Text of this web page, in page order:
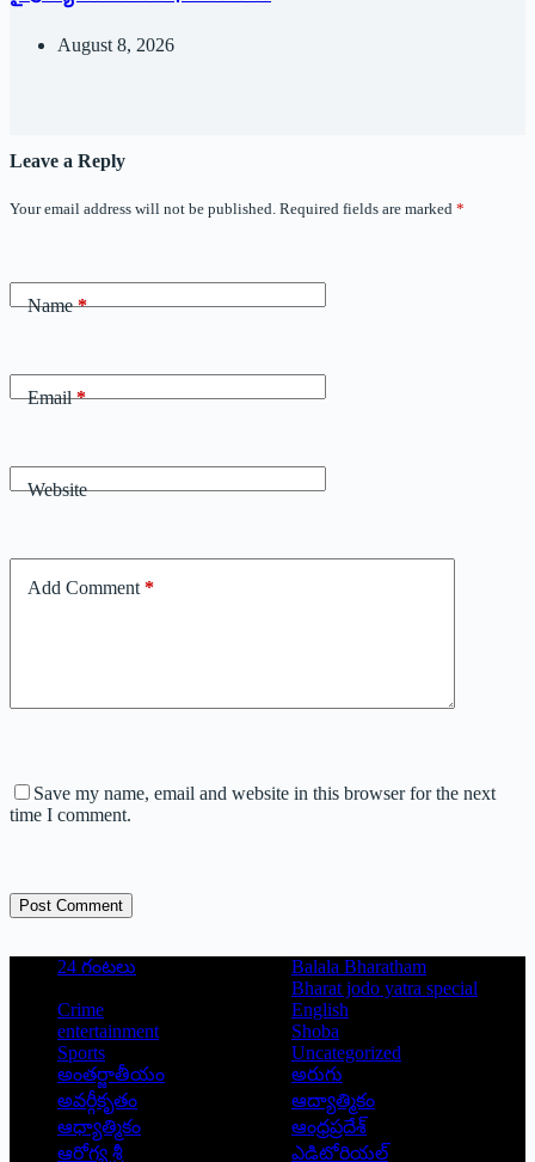
August 8, 2026
Leave a Reply
Your email address will not be published. Required fields are marked *
Name*
Email*
Website
Add Comment *
Save my name, email and website in this browser for the next
time I comment.
Post Comment
24 గంటలు
Balala Bharatham
Bharat jodo yatra special
Crime
English
entertainment
Shoba
Sports
Uncategorized
అంతర్జాతీయం
అరుగు
అవర్గీకృతం
ఆద్యాత్మికం
ఆధ్యాత్మికం
ఆంధ్రప్రదేశ్
ఆరోగ్య శ్రీ
ఎడిటోరియల్